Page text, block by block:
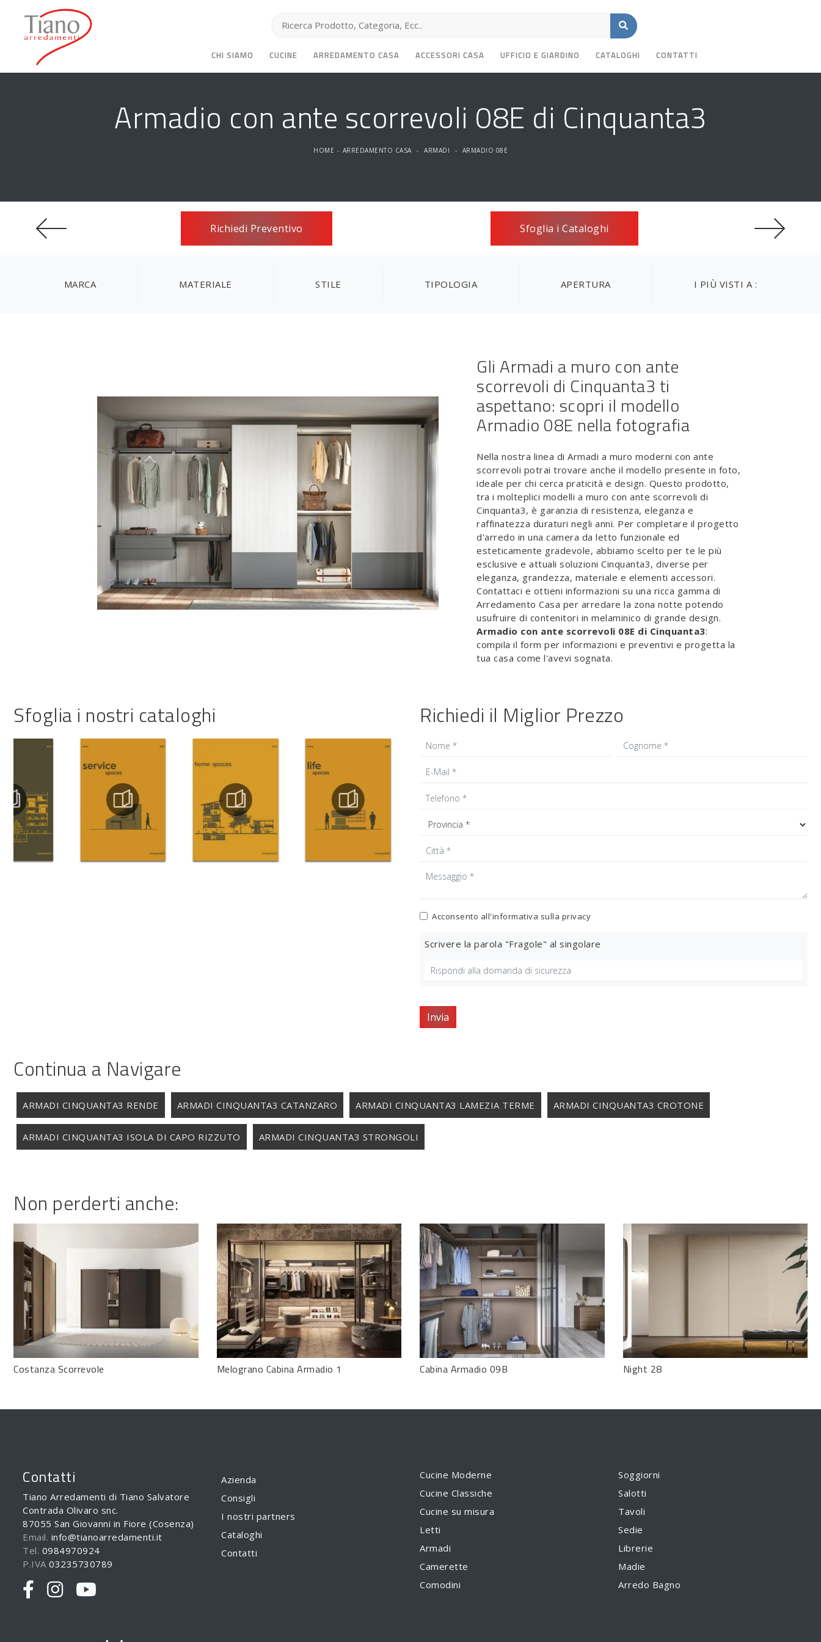
CHI SIAMO CUCINE ARREDAMENTO CASA ACCESSORI CASA UFFICIO E GIARDINO CATALOGHI CONTATTI
Armadio con ante scorrevoli 08E di Cinquanta3
HOME - ARREDAMENTO CASA - ARMADI - ARMADIO 08E
Richiedi Preventivo Sfoglia i Cataloghi
MARCA MATERIALE STILE TIPOLOGIA APERTURA I PIÙ VISTI A :
Gli Armadi a muro con ante
scorrevoli di Cinquanta3 ti
aspettano: scopri il modello
Armadio 08E nella fotografia
Nella nostra linea di Armadi a muro moderni con ante
scorrevoli potrai trovare anche il modello presente in foto,
ideale per chi cerca praticità e design. Questo prodotto,
tra i molteplici modelli a muro con ante scorrevoli di
Cinquanta3, è garanzia di resistenza, eleganza e
raffinatezza duraturi negli anni. Per completare il progetto
d'arredo in una camera da letto funzionale ed
esteticamente gradevole, abbiamo scelto per te le più
esclusive e attuali soluzioni Cinquanta3, diverse per
eleganza, grandezza, materiale e elementi accessori.
Contattaci e ottieni informazioni su una ricca gamma di
Arredamento Casa per arredare la zona notte potendo
usufruire di contenitori in melaminico di grande design.
Armadio con ante scorrevoli 08E di Cinquanta3:
compila il form per informazioni e preventivi e progetta la
tua casa come l'avevi sognata.
Sfoglia i nostri cataloghi Richiedi il Miglior Prezzo
Acconsento all'informativa sulla privacy
Scrivere la parola "Fragole" al singolare
Invia
Continua a Navigare
ARMADI CINQUANTA3 RENDE ARMADI CINQUANTA3 CATANZARO ARMADI CINQUANTA3 LAMEZIA TERME ARMADI CINQUANTA3 CROTONE
ARMADI CINQUANTA3 ISOLA DI CAPO RIZZUTO ARMADI CINQUANTA3 STRONGOLI
Non perderti anche:
Costanza Scorrevole Melograno Cabina Armadio 1 Cabina Armadio 09B Night 28
Contatti
Tiano Arredamenti di Tiano Salvatore
Contrada Olivaro snc.
87055 San Giovanni in Fiore (Cosenza)
Email. info@tianoarredamenti.it
Tel. 0984970924
P.IVA 03235730789
Azienda
Consigli
I nostri partners
Cataloghi
Contatti
Cucine Moderne
Cucine Classiche
Cucine su misura
Letti
Armadi
Camerette
Comodini
Soggiorni
Salotti
Tavoli
Sedie
Librerie
Madie
Arredo Bagno